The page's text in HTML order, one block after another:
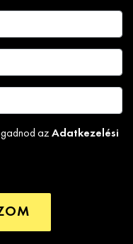
az Adatkezelési